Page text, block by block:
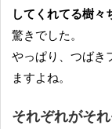
してくれてる樹々
驚きでした。
やっぱり、つばき
ますよね。
それぞれがそ